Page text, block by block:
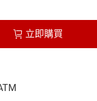
立即購買